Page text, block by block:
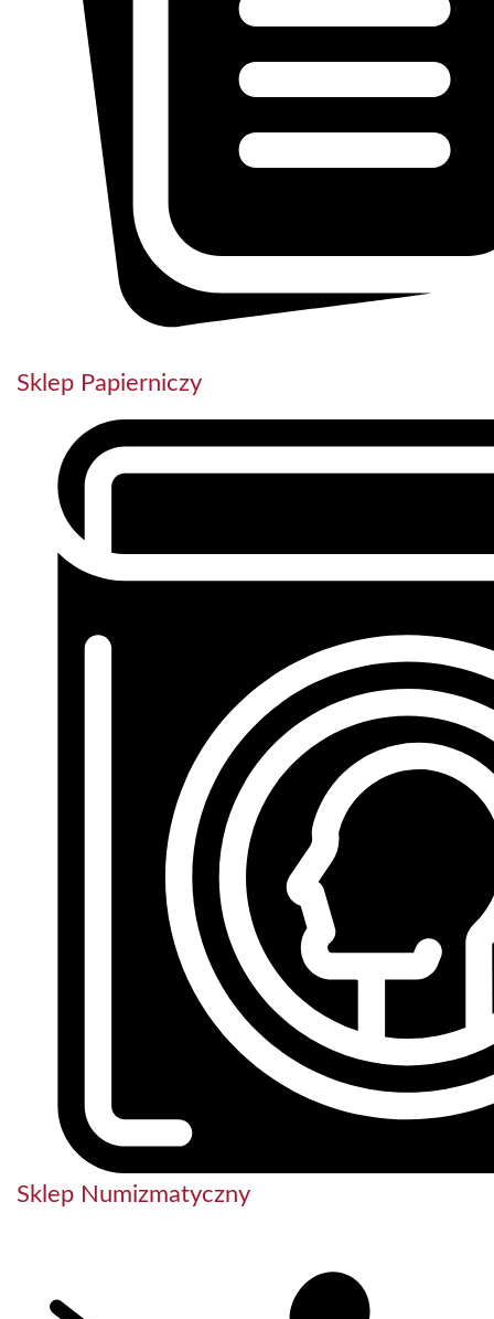
Sklep Papierniczy
Sklep Numizmatyczny